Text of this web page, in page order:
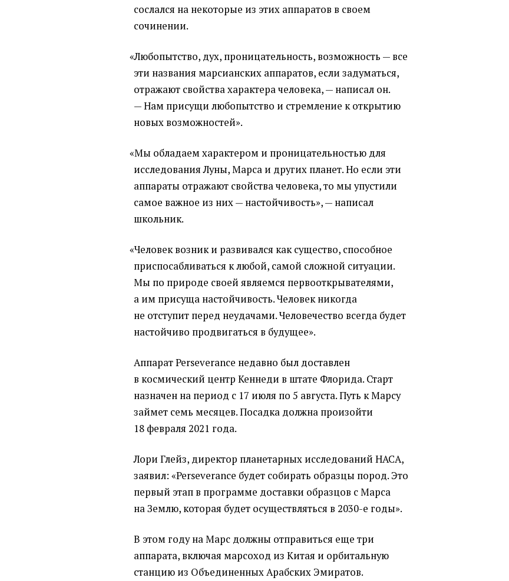
сослался на некоторые из этих аппаратов в своем
сочинении.
«Любопытство, дух, проницательность, возможность — все
эти названия марсианских аппаратов, если задуматься,
отражают свойства характера человека, — написал он.
— Нам присущи любопытство и стремление к открытию
новых возможностей».
«Мы обладаем характером и проницательностью для
исследования Луны, Марса и других планет. Но если эти
аппараты отражают свойства человека, то мы упустили
самое важное из них — настойчивость», — написал
школьник.
«Человек возник и развивался как существо, способное
приспосабливаться к любой, самой сложной ситуации.
Мы по природе своей являемся первооткрывателями,
а им присуща настойчивость. Человек никогда
не отступит перед неудачами. Человечество всегда будет
настойчиво продвигаться в будущее».
Аппарат Perseverance недавно был доставлен
в космический центр Кеннеди в штате Флорида. Старт
назначен на период с 17 июля по 5 августа. Путь к Марсу
займет семь месяцев. Посадка должна произойти
18 февраля 2021 года.
Лори Глейз, директор планетарных исследований НАСА,
заявил: «Perseverance будет собирать образцы пород. Это
первый этап в программе доставки образцов с Марса
на Землю, которая будет осуществляться в 2030-е годы».
В этом году на Марс должны отправиться еще три
аппарата, включая марсоход из Китая и орбитальную
станцию из Объединенных Арабских Эмиратов.